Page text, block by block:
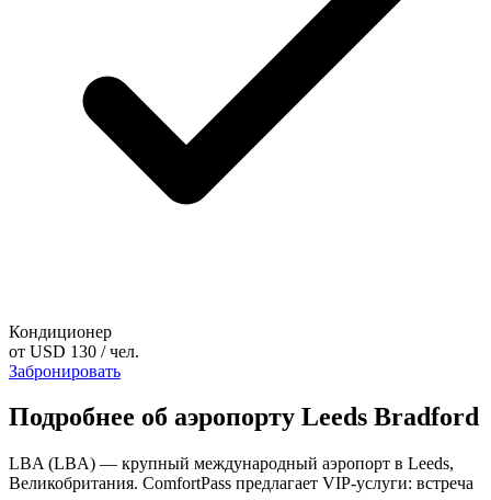
Кондиционер
от USD 130 / чел.
Забронировать
Подробнее об аэропорту Leeds Bradford
LBA (LBA) — крупный международный аэропорт в Leeds,
Великобритания. ComfortPass предлагает VIP-услуги: встреча